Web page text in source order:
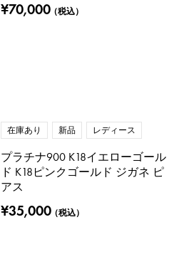
¥70,000（税込）
在庫あり 新品 レディース
プラチナ900 K18イエローゴール
ド K18ピンクゴールド ジガネ ピ
アス
¥35,000（税込）